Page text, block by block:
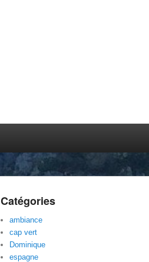
Catégories
ambiance
cap vert
Dominique
espagne